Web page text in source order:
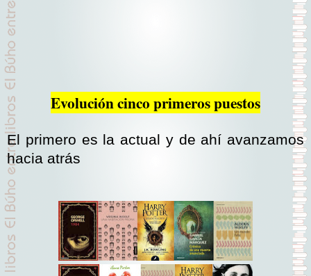
Evolución cinco primeros puestos
El primero es la actual y de ahí avanzamos
hacia atrás